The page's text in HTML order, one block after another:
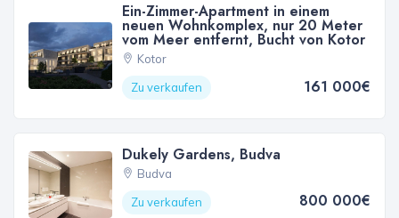
Ein-Zimmer-Apartment in einem
neuen Wohnkomplex, nur 20 Meter
vom Meer entfernt, Bucht von Kotor
Kotor
Zu verkaufen
161 000€
Dukely Gardens, Budva
Budva
Zu verkaufen
800 000€